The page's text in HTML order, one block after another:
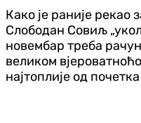
Како је раније рекао
Слободан Совиљ
новембар треба
великом
најтоплије од